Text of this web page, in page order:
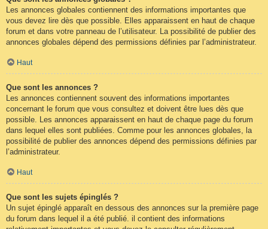
Les annonces globales contiennent des informations importantes que
vous devez lire dès que possible. Elles apparaissent en haut de chaque
forum et dans votre panneau de l’utilisateur. La possibilité de publier des
annonces globales dépend des permissions définies par l’administrateur.
Haut
Que sont les annonces ?
Les annonces contiennent souvent des informations importantes
concernant le forum que vous consultez et doivent être lues dès que
possible. Les annonces apparaissent en haut de chaque page du forum
dans lequel elles sont publiées. Comme pour les annonces globales, la
possibilité de publier des annonces dépend des permissions définies par
l’administrateur.
Haut
Que sont les sujets épinglés ?
Un sujet épinglé apparaît en dessous des annonces sur la première page
du forum dans lequel il a été publié. il contient des informations